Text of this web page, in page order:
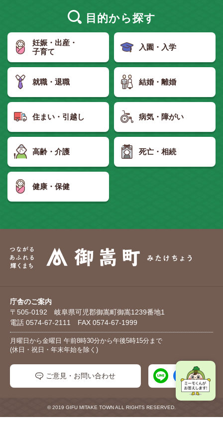
目的から探す
妊娠・出産・
子育て
入園・入学
就職・退職 結婚・離婚
住まい・引越し 病気・障がい
高齢・介護 死亡・相続
健康・保健
庁舎のご案内
〒505-0192 岐阜県可児郡御嵩町御嵩1239番地1
電話 0574-67-2111 FAX 0574-67-1999
月曜日から金曜日 午前8時30分から午後5時15分まで
(休日・祝日・年末年始を除く)
ご意見・お問い合わせ
© 2019 GIFU MITAKE TOWN ALL RIGHTS RESERVED.